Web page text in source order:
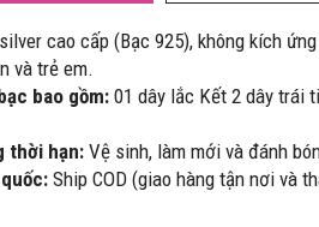
cao cấp (Bạc 925), không kích
và trẻ em.
bao gồm:01 dây lắc Kết 2 dây trái
thời hạn:Vệ sinh, làm mới và đánh
Ship COD (giao hàng tận nơi và